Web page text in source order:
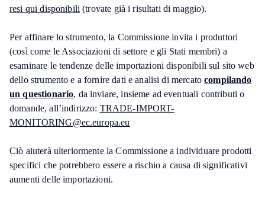
resi qui disponibili (trovate già i risultati di maggio).
Per affinare lo strumento, la Commissione invita i produttori
(così come le Associazioni di settore e gli Stati membri) a
esaminare le tendenze delle importazioni disponibili sul sito web
dello strumento e a fornire dati e analisi di mercatocompilando
un questionario, da inviare, insieme ad eventuali contributi o
domande, all’indirizzo: TRADE-IMPORT-
MONITORING@ec.europa.eu
Ciò aiuterà ulteriormente la Commissione a individuare prodotti
specifici che potrebbero essere a rischio a causa di significativi
aumenti delle importazioni.